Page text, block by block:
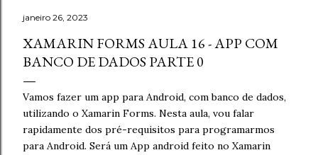
janeiro 26, 2023
XAMARIN FORMS AULA 16 - APP COM
BANCO DE DADOS PARTE 0
Vamos fazer um app para Android, com banco de dados,
utilizando o Xamarin Forms. Nesta aula, vou falar
rapidamente dos pré-requisitos para programarmos
para Android. Será um App android feito no Xamarin